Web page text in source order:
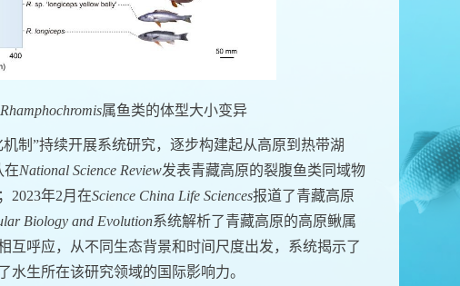
Rhamphochromis属鱼类的体型大小变异
制”持续开展系统研究，逐步构建起从高原到热带湖
在National Science Review发表青藏高原的裂腹鱼类同域物
2023年2月在Science China Life Sciences报道了青藏高原
Biology and Evolution系统解析了青藏高原的高原鳅属
互呼应，从不同生态背景和时间尺度出发，系统揭示了
生所在该研究领域的国际影响力。